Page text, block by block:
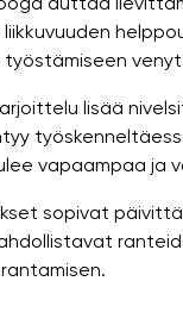
työstämiseen
lisää
vapaampaa ja
sopivat